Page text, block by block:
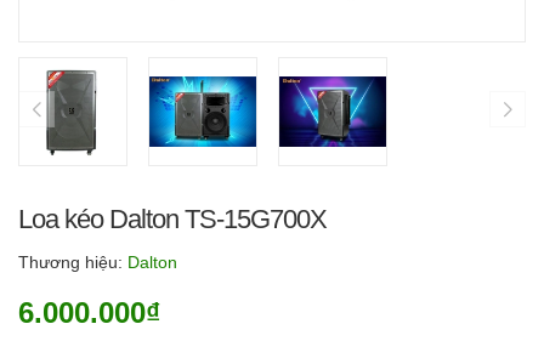
Loa kéo Dalton TS-15G700X
Thương hiệu: Dalton
6.000.000₫